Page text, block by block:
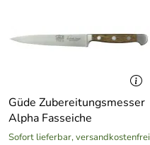
Güde Zubereitungsmesser
Alpha Fasseiche
Sofort lieferbar, versandkostenfrei